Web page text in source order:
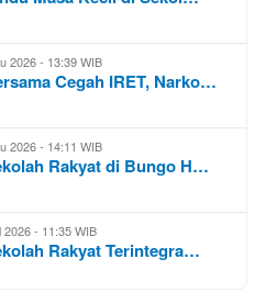
2026 - 13:39 WIB
Cegah IRET, Narko…
2026 - 14:11 WIB
Rakyat di Bungo H…
2026 - 11:35 WIB
Rakyat Terintegra…